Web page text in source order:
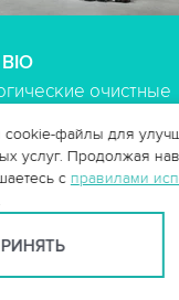
очистные
ПОДРОБНЕЕ
файлы для
услуг. Продолжая
с правилами